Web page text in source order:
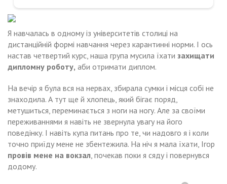
Я навчалась в одному із університетів столиці на
дистанційній формі навчання через карантинні норми. І ось
настав четвертий курс, наша група мусила їхати захищати
дипломну роботу, аби отримати диплом.
На вечір я була вся на нервах, збирала сумки і місця собі не
знаходила. А тут ще й хлопець, який бігає поряд,
метушиться, переминається з ноги на ногу. Але за своїми
переживаннями я навіть не звернула увагу на його
поведінку. І навіть купа питань про те, чи надовго я і коли
точно приїду мене не збентежила. На ніч я мала їхати, Ігор
провів мене на вокзал, почекав поки я сяду і повернувся
додому.